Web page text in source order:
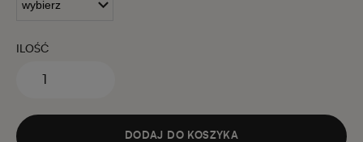
ILOŚĆ
DODAJ DO KOSZYKA